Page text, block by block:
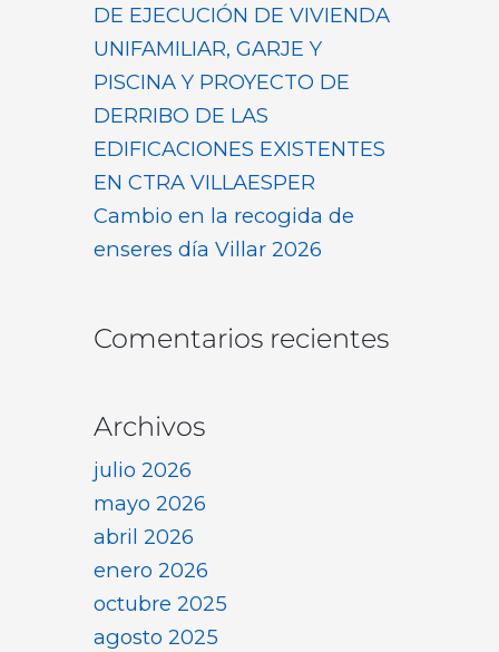
DE EJECUCIÓN DE VIVIENDA
UNIFAMILIAR, GARJE Y
PISCINA Y PROYECTO DE
DERRIBO DE LAS
EDIFICACIONES EXISTENTES
EN CTRA VILLAESPER
Cambio en la recogida de
enseres día Villar 2026
Comentarios recientes
Archivos
julio 2026
mayo 2026
abril 2026
enero 2026
octubre 2025
agosto 2025